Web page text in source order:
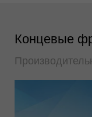
Концевые